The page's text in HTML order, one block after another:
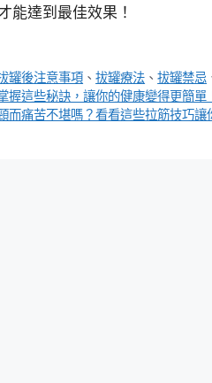
能達到最佳效果！
罐後注意事項 、拔罐療法 、拔罐禁忌
握這些秘訣，讓你的健康變得更簡單
而痛苦不堪嗎？看看這些拉筋技巧讓